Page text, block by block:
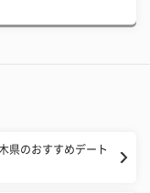
県のおすすめデート